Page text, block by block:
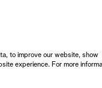
med
att
to improve our website, show
experience. For more